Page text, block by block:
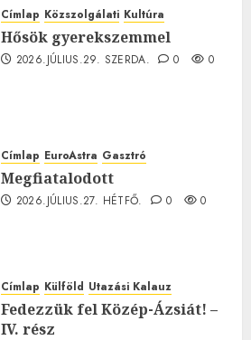
Címlap Közszolgálati Kultúra
Hősök gyerekszemmel
2026.JÚLIUS.29. SZERDA. 0 0
Címlap EuroAstra Gasztró
Megfiatalodott
2026.JÚLIUS.27. HÉTFŐ. 0 0
Címlap Külföld Utazási Kalauz
Fedezzük fel Közép-Ázsiát! –
IV. rész